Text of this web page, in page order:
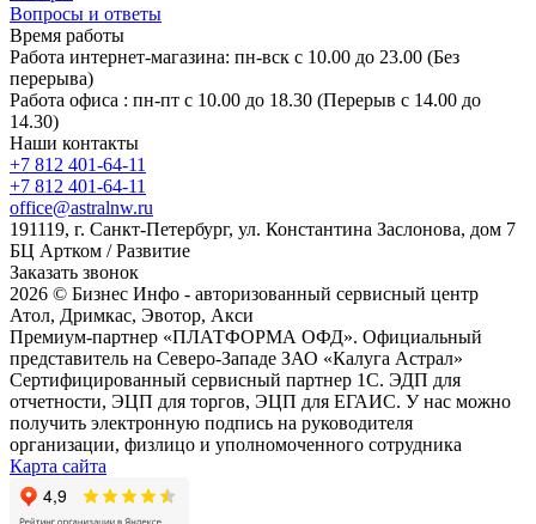
Вопросы и ответы
Время работы
Работа интернет-магазина: пн-вск с 10.00 до 23.00 (Без
перерыва)
Работа офиса : пн-пт с 10.00 до 18.30 (Перерыв с 14.00 до
14.30)
Наши контакты
+7 812 401-64-11
+7 812 401-64-11
office@astralnw.ru
191119, г. Санкт-Петербург, ул. Константина Заслонова, дом 7
БЦ Артком / Развитие
Заказать звонок
2026 © Бизнес Инфо - авторизованный сервисный центр
Атол, Дримкас, Эвотор, Акси
Премиум-партнер «ПЛАТФОРМА ОФД». Официальный
представитель на Северо-Западе ЗАО «Калуга Астрал»
Сертифицированный сервисный партнер 1C. ЭДП для
отчетности, ЭЦП для торгов, ЭЦП для ЕГАИС. У нас можно
получить электронную подпись на руководителя
организации, физлицо и уполномоченного сотрудника
Карта сайта